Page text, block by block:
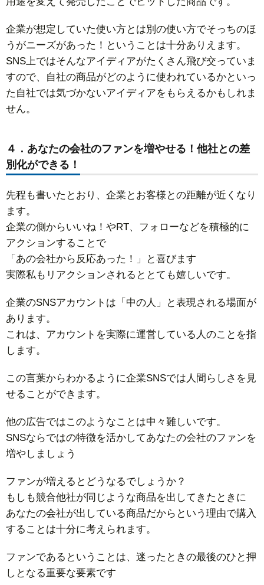
企業が想定していた使い方とは別の使い方でそっちのほ
うがニーズがあった！ということは十分ありえます。
SNS上ではそんなアイディアがたくさん飛び交っていま
すので、自社の商品がどのように使われているかといっ
た自社では気づかないアイディアをもらえるかもしれま
せん。
４．あなたの会社のファンを増やせる！他社との差
別化ができる！
先程も書いたとおり、企業とお客様との距離が近くなり
ます。
企業の側からいいね！やRT、フォローなどを積極的に
アクションすることで
「あの会社から反応あった！」と喜びます
実際私もリアクションされるととても嬉しいです。
企業のSNSアカウントは「中の人」と表現される場面が
あります。
これは、アカウントを実際に運営している人のことを指
します。
この言葉からわかるように企業SNSでは人間らしさを見
せることができます。
他の広告ではこのようなことは中々難しいです。
SNSならではの特徴を活かしてあなたの会社のファンを
増やしましょう
ファンが増えるとどうなるでしょうか？
もしも競合他社が同じような商品を出してきたときに
あなたの会社が出している商品だからという理由で購入
することは十分に考えられます。
ファンであるということは、迷ったときの最後のひと押
しとなる重要な要素です